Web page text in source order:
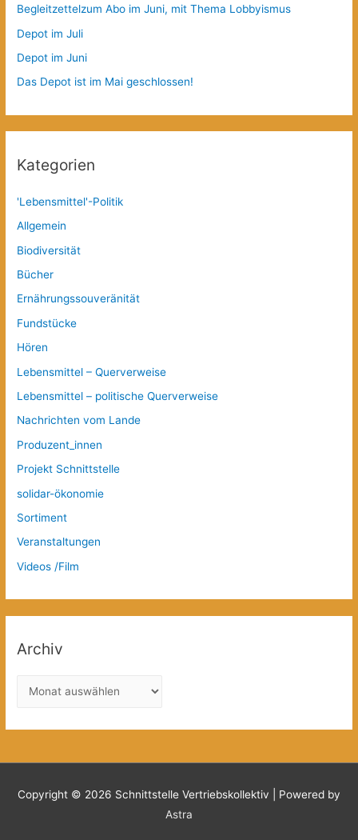
Begleitzettelzum Abo im Juni, mit Thema Lobbyismus
Depot im Juli
Depot im Juni
Das Depot ist im Mai geschlossen!
Kategorien
'Lebensmittel'-Politik
Allgemein
Biodiversität
Bücher
Ernährungssouveränität
Fundstücke
Hören
Lebensmittel – Querverweise
Lebensmittel – politische Querverweise
Nachrichten vom Lande
Produzent_innen
Projekt Schnittstelle
solidar-ökonomie
Sortiment
Veranstaltungen
Videos /Film
Archiv
c
v
Copyright © 2026 Schnittstelle Vertriebskollektiv | Powered by
Astra